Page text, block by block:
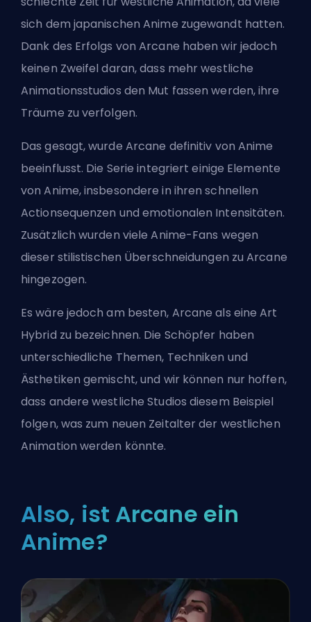
sich dem japanischen Anime zugewandt hatten.
Dank des Erfolgs von Arcane haben wir jedoch
keinen Zweifel daran, dass mehr westliche
Animationsstudios den Mut fassen werden, ihre
Träume zu verfolgen.
Das gesagt, wurde Arcane definitiv von Anime
beeinflusst. Die Serie integriert einige Elemente
von Anime, insbesondere in ihren schnellen
Actionsequenzen und emotionalen Intensitäten.
Zusätzlich wurden viele Anime-Fans wegen
dieser stilistischen Überschneidungen zu Arcane
hingezogen.
Es wäre jedoch am besten, Arcane als eine Art
Hybrid zu bezeichnen. Die Schöpfer haben
unterschiedliche Themen, Techniken und
Ästhetiken gemischt, und wir können nur hoffen,
dass andere westliche Studios diesem Beispiel
folgen, was zum neuen Zeitalter der westlichen
Animation werden könnte.
Also, ist Arcane ein
Anime?